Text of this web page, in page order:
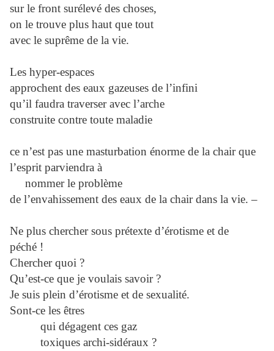
sur le front surélevé des choses,
on le trouve plus haut que tout
avec le suprême de la vie.
Les hyper-espaces
approchent des eaux gazeuses de l’infini
qu’il faudra traverser avec l’arche
construite contre toute maladie
ce n’est pas une masturbation énorme de la chair que
l’esprit parviendra à
nommer le problème
de l’envahissement des eaux de la chair dans la vie. –
Ne plus chercher sous prétexte d’érotisme et de
péché !
Chercher quoi ?
Qu’est-ce que je voulais savoir ?
Je suis plein d’érotisme et de sexualité.
Sont-ce les êtres
qui dégagent ces gaz
toxiques archi-sidéraux ?